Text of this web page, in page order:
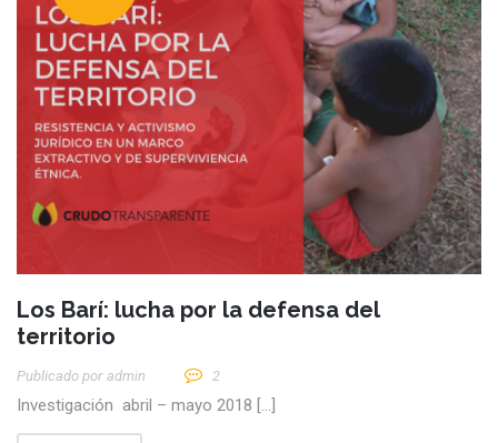
Los Barí: lucha por la defensa del
territorio
Publicado por Admin 2
Investigación abril – mayo 2018 […]